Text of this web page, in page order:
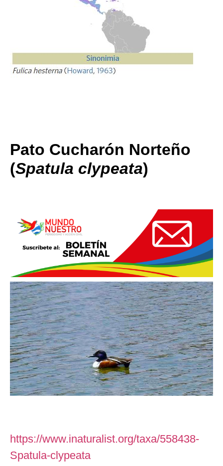
Pato Cucharón Norteño
(Spatula clypeata)
https://www.inaturalist.org/taxa/558438-
Spatula-clypeata